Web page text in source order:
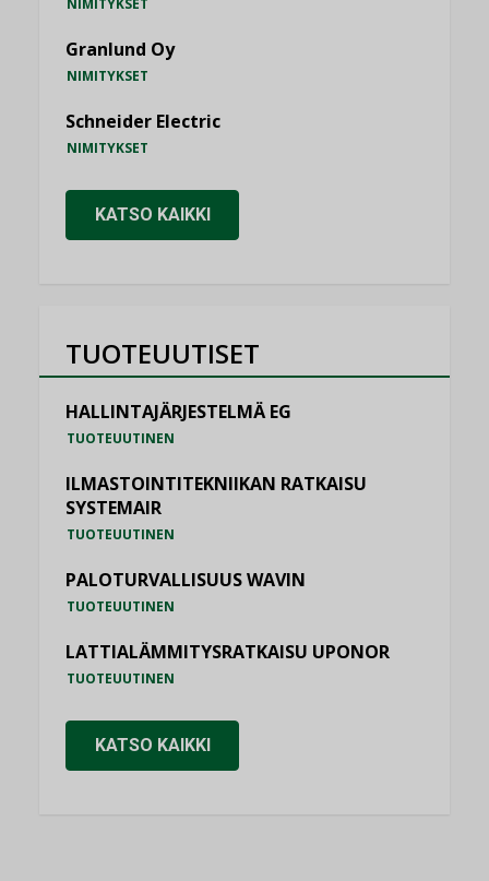
Granlund Oy
NIMITYKSET
Schneider Electric
NIMITYKSET
KATSO KAIKKI
TUOTEUUTISET
HALLINTAJÄRJESTELMÄ EG
TUOTEUUTINEN
ILMASTOINTITEKNIIKAN RATKAISU
SYSTEMAIR
TUOTEUUTINEN
PALOTURVALLISUUS WAVIN
TUOTEUUTINEN
LATTIALÄMMITYSRATKAISU UPONOR
TUOTEUUTINEN
KATSO KAIKKI